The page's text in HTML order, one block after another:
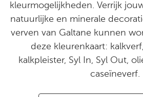
kleurmogelijkheden. Verrijk
natuurlijke en minerale
verven van Galtane kunnen
deze kleurenkaart:
kalkpleister, Syl In, Syl Out,
caseïneverf.